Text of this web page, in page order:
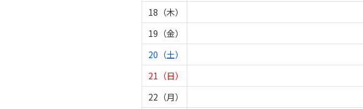
18（木）
19（金）
20（土）
21（日）
22（月）